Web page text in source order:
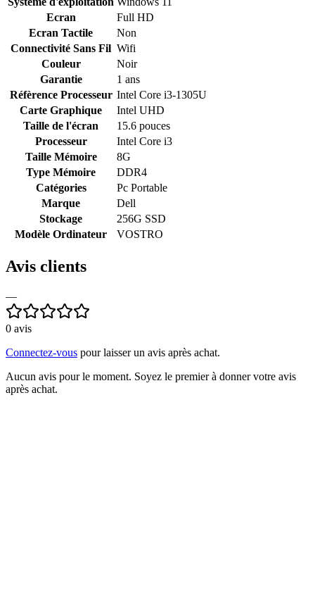
Ecran
Full HD
Ecran Tactile
Non
Connectivité Sans Fil Wifi
Couleur
Noir
Garantie
1 ans
Réfèrence Processeur Intel Core i3-1305U
Carte Graphique
Intel UHD
Taille de l'écran
15.6 pouces
Processeur
Intel Core i3
Taille Mémoire
8G
Type Mémoire
DDR4
Catégories
Pc Portable
Marque
Dell
Stockage
256G SSD
Modèle Ordinateur
VOSTRO
Avis clients
—
0 avis
Connectez-vous pour laisser un avis après achat.
Aucun avis pour le moment. Soyez le premier à donner votre avis
après achat.